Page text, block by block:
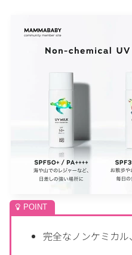
完全なノンケミカ